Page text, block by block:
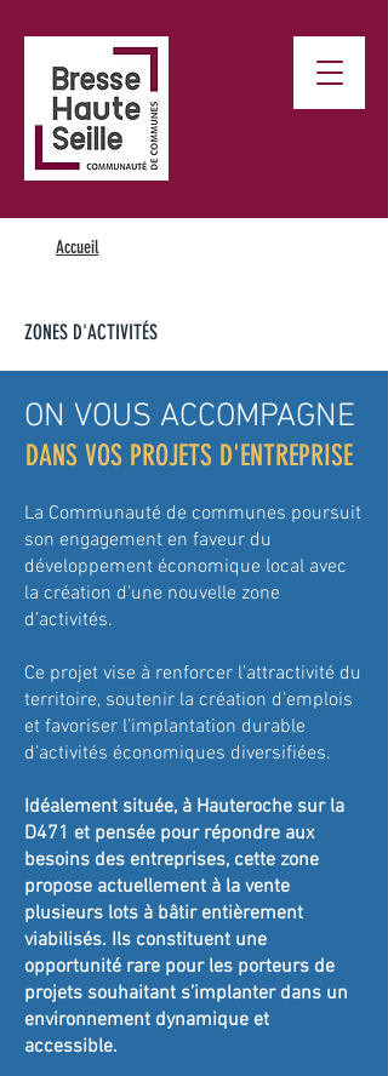
Accueil
ZONES D'ACTIVITÉS
ON VOUS ACCOMPAGNE
DANS VOS PROJETS D'ENTREPRISE
La Communauté de communes poursuit
son engagement en faveur du
développement économique local avec
la création d’une nouvelle zone
d’activités.
Ce projet vise à renforcer l’attractivité du
territoire, soutenir la création d’emplois
et favoriser l’implantation durable
d’activités économiques diversifiées.
Idéalement située, à Hauteroche sur la
D471 et pensée pour répondre aux
besoins des entreprises, cette zone
propose actuellement à la vente
plusieurs lots à bâtir entièrement
viabilisés. Ils constituent une
opportunité rare pour les porteurs de
projets souhaitant s’implanter dans un
environnement dynamique et
accessible.